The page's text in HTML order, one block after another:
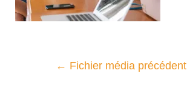
← Fichier média précédent